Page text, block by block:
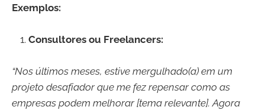
Exemplos:
Consultores ou Freelancers:
“Nos últimos meses, estive mergulhado(a) em um
projeto desafiador que me fez repensar como as
empresas podem melhorar [tema relevante]. Agora